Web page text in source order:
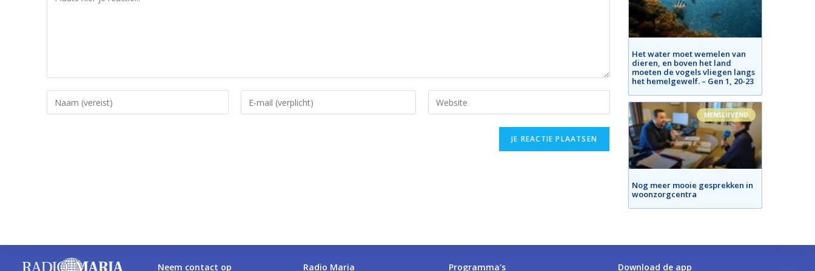
Het water moet wemelen van
dieren, en boven het land
moeten de vogels vliegen langs
het hemelgewelf. – Gen 1, 20-23
MENSLIEVEND
Nog meer mooie gesprekken in
woonzorgcentra
Neem contact op Radio Maria Programma's Download de app